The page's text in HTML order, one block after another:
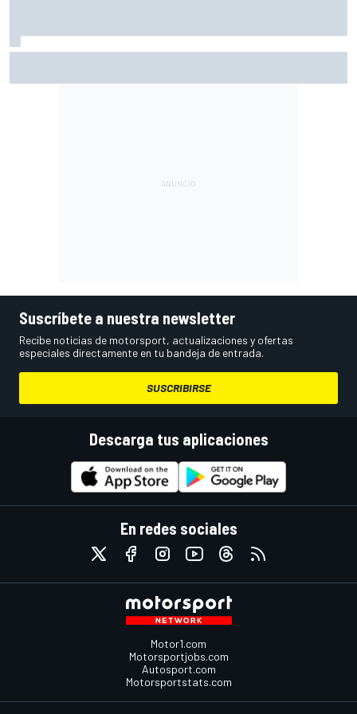
Suscríbete a nuestra newsletter
Recibe noticias de motorsport, actualizaciones y ofertas
especiales directamente en tu bandeja de entrada.
SUSCRIBIRSE
Descarga tus aplicaciones
En redes sociales
Motor1.com
Motorsportjobs.com
Autosport.com
Motorsportstats.com